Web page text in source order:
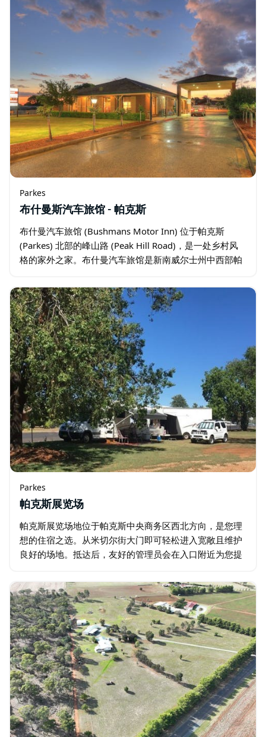
Parkes
布什曼斯汽车旅馆 - 帕克斯
布什曼汽车旅馆 (Bushmans Motor Inn) 位于帕克斯
(Parkes) 北部的峰山路 (Peak Hill Road)，是一处乡村风
格的家外之家。布什曼汽车旅馆是新南威尔士州中西部帕
Parkes
帕克斯展览场
帕克斯展览场地位于帕克斯中央商务区西北方向，是您理
想的住宿之选。从米切尔街大门即可轻松进入宽敞且维护
良好的场地。抵达后，友好的管理员会在入口附近为您提
40 个营位，但每年 1…